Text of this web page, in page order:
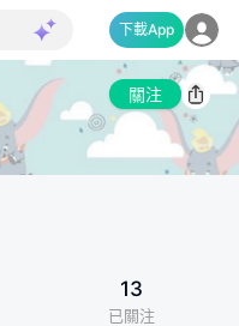
下載App
關注
13
已關注